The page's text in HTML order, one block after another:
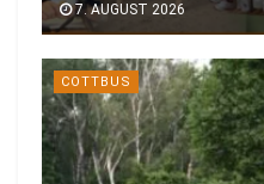
7. AUGUST 2026
COTTBUS